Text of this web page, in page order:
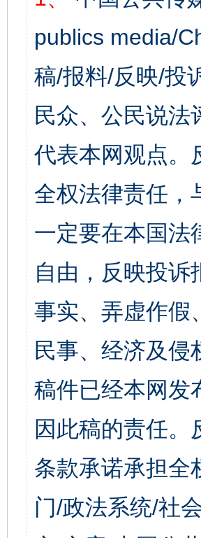
publics media/
稿/报料/反映/投
民众、公民说
代表本网观点。
全权法律责任，
一定要在本国法
自由，反映投诉
事实、弄虚作假
民事、经济及
稿件已经本网发
因此稿的责任
条款承诺承担全
门/政法系统/社